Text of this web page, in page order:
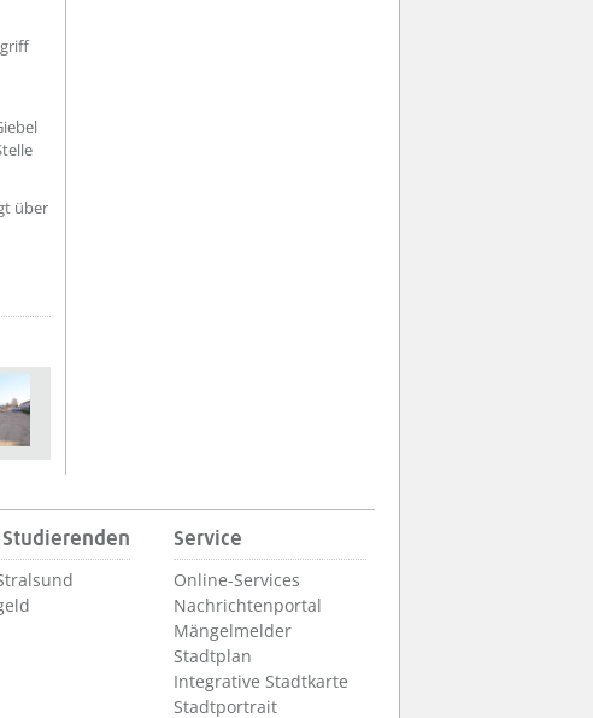
über
Studierenden Service
Online-Services
Nachrichtenportal
Mängelmelder
Stadtplan
Integrative Stadtkarte
Stadtportrait